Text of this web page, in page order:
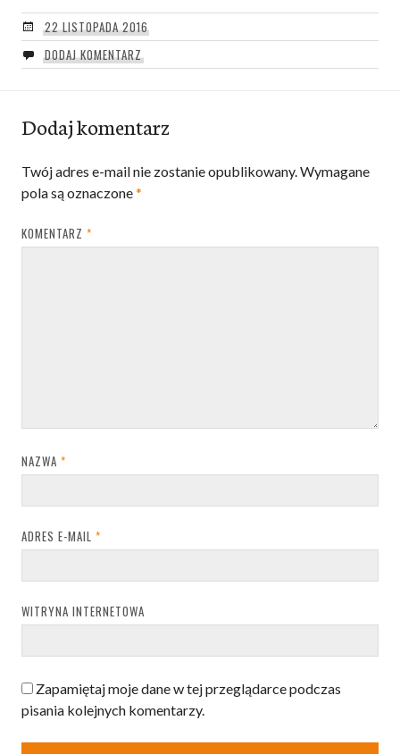
22 LISTOPADA 2016
DODAJ KOMENTARZ
Dodaj komentarz
Twój adres e-mail nie zostanie opublikowany.Wymagane
pola są oznaczone*
KOMENTARZ *
NAZWA *
ADRES E-MAIL *
WITRYNA INTERNETOWA
Zapamiętaj moje dane w tej przeglądarce podczas
pisania kolejnych komentarzy.